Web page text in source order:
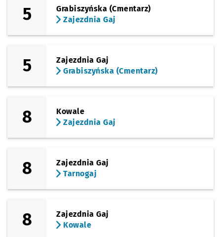
5
Grabiszyńska (Cmentarz)
Zajezdnia Gaj
5
Zajezdnia Gaj
Grabiszyńska (Cmentarz)
8
Kowale
Zajezdnia Gaj
8
Zajezdnia Gaj
Tarnogaj
8
Zajezdnia Gaj
Kowale